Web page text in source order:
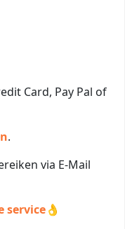
Card, Pay Pal of
.
via E-Mail
service👌